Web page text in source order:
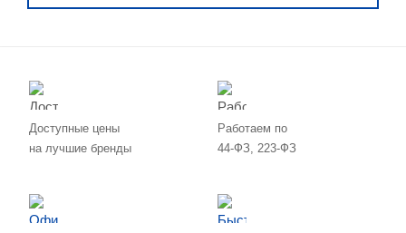
Доступные цены
на лучшие бренды
Работаем по
44-ФЗ, 223-ФЗ